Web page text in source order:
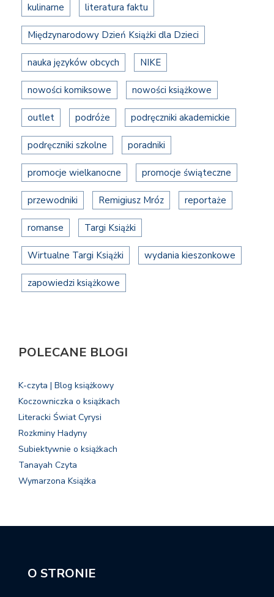
kulinarne literatura faktu
Międzynarodowy Dzień Książki dla Dzieci
nauka języków obcych NIKE
nowości komiksowe nowości książkowe
outlet podróże podręczniki akademickie
podręczniki szkolne poradniki
promocje wielkanocne promocje świąteczne
przewodniki Remigiusz Mróz reportaże
romanse Targi Książki
Wirtualne Targi Książki wydania kieszonkowe
zapowiedzi książkowe
POLECANE BLOGI
K-czyta | Blog książkowy
Koczowniczka o książkach
Literacki Świat Cyrysi
Rozkminy Hadyny
Subiektywnie o książkach
Tanayah Czyta
Wymarzona Książka
O STRONIE